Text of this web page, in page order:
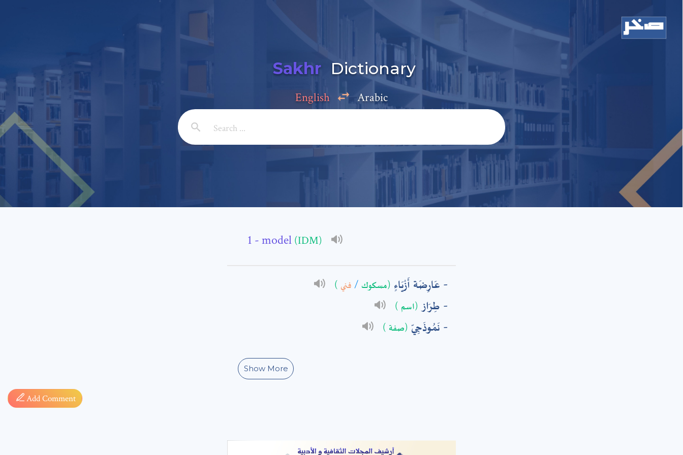
Sakhr Dictionary
English Arabic
- model (IDM)
عَارِضَة أَزْيَاءٍ (مسكوك / فني )
طِرَاز (اسم )
نَمُوذَجِيّ (صفة )
Show More
Add Comment
Add a comment
Email: *
Subject: *
* sign, it means are required fields